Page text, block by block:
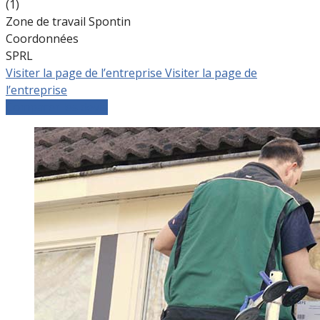
(1)
Zone de travail Spontin
Coordonnées
SPRL
Visiter la page de l’entreprise Visiter la page de
l’entreprise